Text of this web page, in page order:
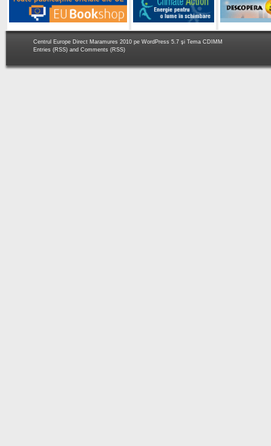
Centrul Europe Direct Maramures 2010 pe WordPress 5.7 şi Tema CDIMM
Entries (RSS) and Comments (RSS)